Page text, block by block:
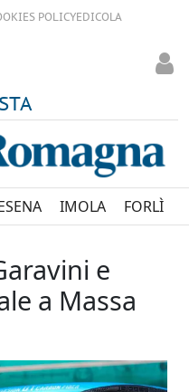
POLICYEDICOLA
IMOLA FORLÌ
e
a Massa